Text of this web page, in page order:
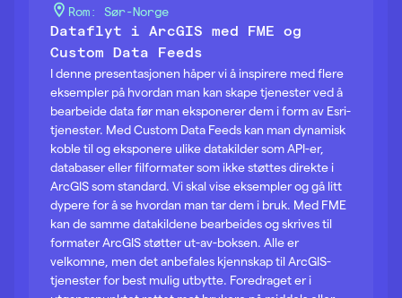
Dataflyt i ArcGIS med FME og
Custom Data Feeds
I denne presentasjonen håper vi å inspirere med flere
eksempler på hvordan man kan skape tjenester ved å
bearbeide data før man eksponerer dem i form av Esri-
tjenester. Med Custom Data Feeds kan man dynamisk
koble til og eksponere ulike datakilder som API-er,
databaser eller filformater som ikke støttes direkte i
ArcGIS som standard. Vi skal vise eksempler og gå litt
dypere for å se hvordan man tar dem i bruk. Med FME
kan de samme datakildene bearbeides og skrives til
formater ArcGIS støtter ut-av-boksen. Alle er
velkomne, men det anbefales kjennskap til ArcGIS-
tjenester for best mulig utbytte. Foredraget er i
Rom: Sør-Norge